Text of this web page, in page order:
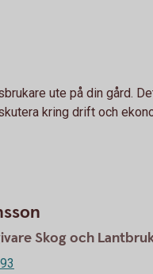
ute på din gård.
kring drift och
Skog och